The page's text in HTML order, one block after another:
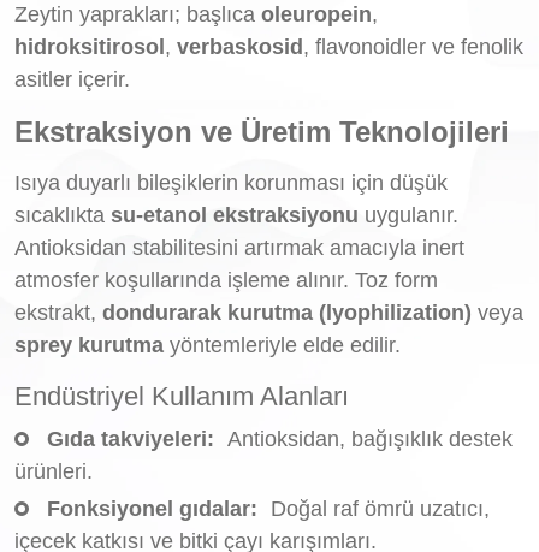
Zeytin yaprakları; başlıca oleuropein,
hidroksitirosol, verbaskosid, flavonoidler ve fenolik
asitler içerir.
Ekstraksiyon ve Üretim Teknolojileri
Isıya duyarlı bileşiklerin korunması için düşük
sıcaklıkta su-etanol ekstraksiyonu uygulanır.
Antioksidan stabilitesini artırmak amacıyla inert
atmosfer koşullarında işleme alınır. Toz form
ekstrakt, dondurarak kurutma (lyophilization) veya
sprey kurutma yöntemleriyle elde edilir.
Endüstriyel Kullanım Alanları
Gıda takviyeleri: Antioksidan, bağışıklık destek
ürünleri.
Fonksiyonel gıdalar:
Doğal raf ömrü uzatıcı,
içecek katkısı ve bitki çayı karışımları.